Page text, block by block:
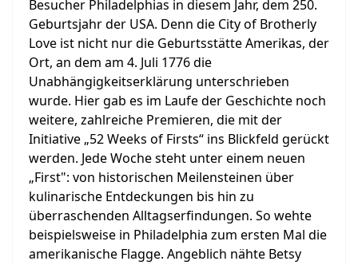
Besucher Philadelphias in diesem Jahr, dem 250.
Geburtsjahr der USA. Denn die City of Brotherly
Love ist nicht nur die Geburtsstätte Amerikas, der
Ort, an dem am 4. Juli 1776 die
Unabhängigkeitserklärung unterschrieben
wurde. Hier gab es im Laufe der Geschichte noch
weitere, zahlreiche Premieren, die mit der
Initiative „52 Weeks of Firsts“ ins Blickfeld gerückt
werden. Jede Woche steht unter einem neuen
„First": von historischen Meilensteinen über
kulinarische Entdeckungen bis hin zu
überraschenden Alltagserfindungen. So wehte
beispielsweise in Philadelphia zum ersten Mal die
amerikanische Flagge. Angeblich nähte Betsy